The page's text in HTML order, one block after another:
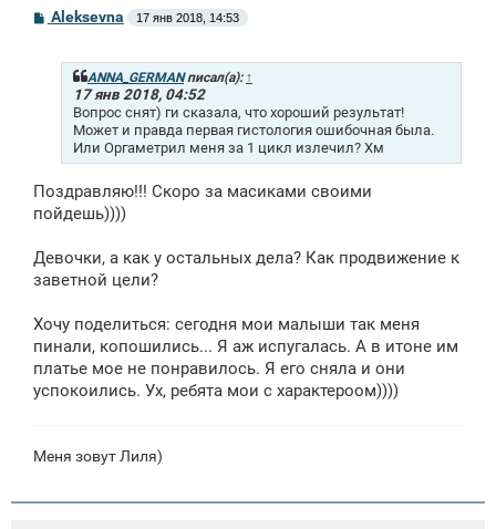
С
о
Aleksevna 17 янв 2018, 14:53
ANNA_GERMANписал(а): ↑
17 янв 2018, 04:52
Вопрос снят) ги сказала, что хороший результат!
Может и правда первая гистология ошибочная была.
Или Оргаметрил меня за 1 цикл излечил? Хм
Поздравляю!!! Скоро за масиками своими
пойдешь))))
Девочки, а как у остальных дела? Как продвижение к
заветной цели?
Хочу поделиться: сегодня мои малыши так меня
пинали, копошились... Я аж испугалась. А в итоне им
платье мое не понравилось. Я его сняла и они
успокоились. Ух, ребята мои с характероом))))
Меня зовут Лиля)